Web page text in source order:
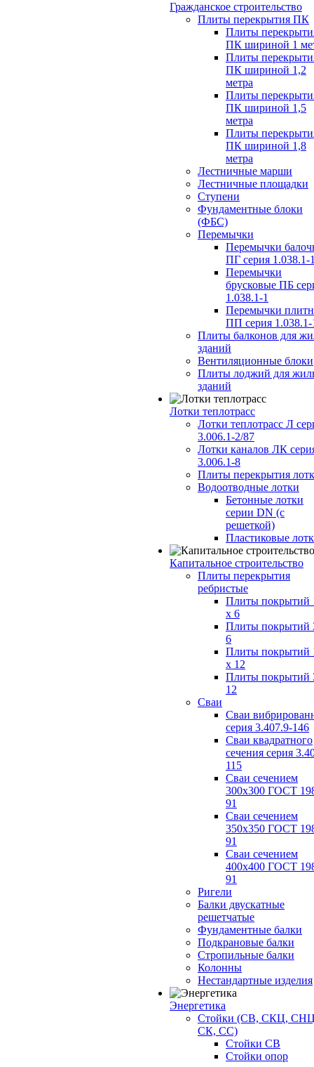
Гражданское строительство
Плиты перекрытия ПК
Плиты
ПК шириной 1
Плиты
ПК шириной 1,2
метра
Плиты
ПК шириной 1,5
метра
Плиты
ПК шириной 1,8
метра
Лестничные марши
Лестничные площадки
Ступени
Фундаментные блоки
(ФБС)
Перемычки
Перемычки
ПГ серия 1.038.1-
Перемычки
брусковые ПБ
1.038.1-1
Перемычки
ПП серия 1.038.1-
Плиты балконов для
зданий
Вентиляционные блоки
Плиты лоджий для
зданий
Лотки теплотрасс
Лотки теплотрасс Л
3.006.1-2/87
Лотки каналов ЛК
3.006.1-8
Плиты перекрытия
Водоотводные лотки
Бетонные лотки
серии DN (с
решеткой)
Пластиковые
Капитальное строительство
Плиты перекрытия
ребристые
Плиты покрытий
x 6
Плиты покрытий
6
Плиты покрытий
x 12
Плиты покрытий
12
Сваи
Сваи
серия 3.407.9-146
Сваи квадратного
сечения серия
115
Сваи сечением
300х300 ГОСТ
91
Сваи сечением
350х350 ГОСТ
91
Сваи сечением
400х400 ГОСТ
91
Ригели
Балки двускатные
решетчатые
Фундаментные балки
Подкрановые балки
Стропильные балки
Колонны
Нестандартные изделия
Энергетика
Стойки (СВ, СКЦ,
СК, СС)
Стойки СВ
Стойки опор